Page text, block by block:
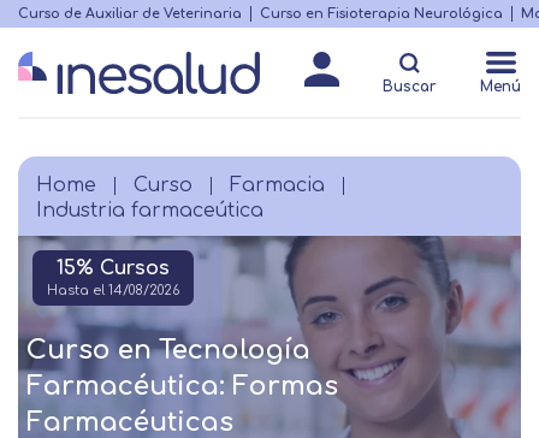
Skip
main
content
Menú
destacado
Curso de Auxiliar de Veterinaria Curso en Fisioterapia Neurológica
Buscar Menú
Breadcrumb
Home Curso
Farmacia
Industria farmaceútica
15% Cursos
Hasta el 14/08/2026
Curso en Tecnología
Farmacéutica: Formas
Farmacéuticas
Matricularme